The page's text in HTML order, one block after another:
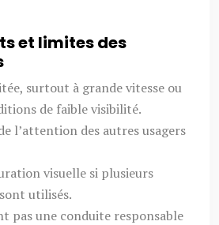
et limites des
surtout à grande vitesse ou
de faible visibilité.
l’attention des autres usagers
visuelle si plusieurs
utilisés.
pas une conduite responsable